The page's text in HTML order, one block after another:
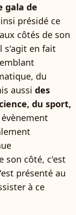
gala de
présidé ce
côtés de son
s'agit en fait
du
aussi des
du sport,
son côté, c'est
présenté au
à ce